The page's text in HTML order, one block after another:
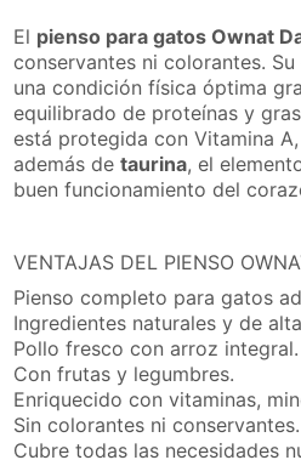
El pienso para gatos Ownat
conservantes ni colorantes.
una condición física óptima
equilibrado de proteínas y
está protegida con Vitamina A,
además de taurina, el
buen funcionamiento del
VENTAJAS DEL PIENSO
Pienso completo para gatos
Ingredientes naturales y de
Pollo fresco con arroz integral.
Con frutas y legumbres.
Enriquecido con vitaminas,
Sin colorantes ni conservantes.
Cubre todas las necesidades